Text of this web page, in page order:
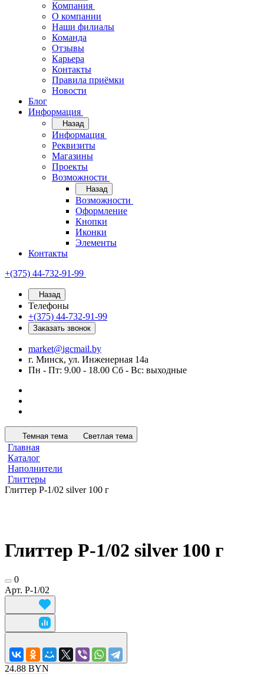
Компания
О компании
Наши филиалы
Команда
Отзывы
Карьера
Контакты
Правила приёмки
Новости
Блог
Информация
Назад
Информация
Реквизиты
Магазины
Проекты
Возможности
Назад
Возможности
Оформление
Кнопки
Иконки
Элементы
Контакты
+(375) 44-732-91-99
Назад
Телефоны
+(375) 44-732-91-99
Заказать звонок
market@igcmail.by
г. Минск, ул. Инженерная 14а
Пн - Пт: 9.00 - 18.00 Сб - Вс: выходные
Темная тема Светлая тема
Главная
Каталог
Наполнители
Глиттеры
Глиттер Р-1/02 silver 100 г
Глиттер Р-1/02 silver 100 г
0
Арт. Р-1/02
24.88 BYN